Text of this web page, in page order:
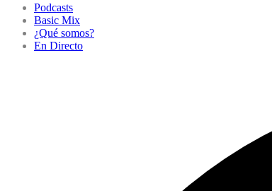
Podcasts
Basic Mix
¿Qué somos?
En Directo